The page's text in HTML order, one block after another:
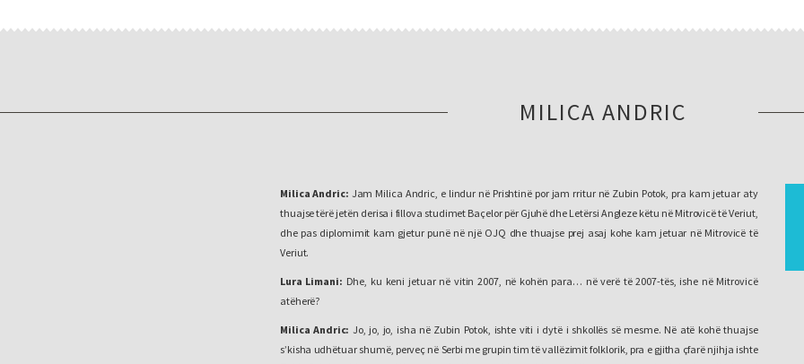
MILICA ANDRIC
Milica Andric: Jam Milica Andric, e lindur në Prishtinë por jam rritur në Zubin Potok, pra kam jetuar aty
thuajse tërë jetën derisa i fillova studimet Baçelor për Gjuhë dhe Letërsi Angleze këtu në Mitrovicë të Veriut,
dhe pas diplomimit kam gjetur punë në një OJQ dhe thuajse prej asaj kohe kam jetuar në Mitrovicë të
Veriut.
Lura Limani: Dhe, ku keni jetuar në vitin 2007, në kohën para… në verë të 2007-tës, ishe në Mitrovicë
atëherë?
Milica Andric: Jo, jo, jo, isha në Zubin Potok, ishte viti i dytë i shkollës së mesme. Në atë kohë thuajse
s’kisha udhëtuar shumë, perveç në Serbi me grupin tim të vallëzimit folklorik, pra e gjitha çfarë njihja ishte